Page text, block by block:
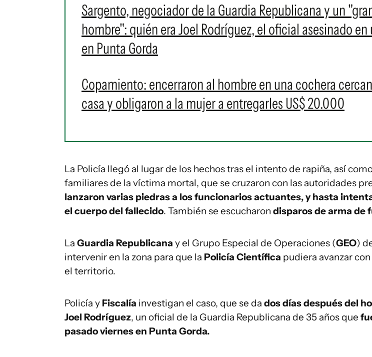
Sargento, negociador de la Guardia Republicana y un
hombre": quién era Joel Rodríguez, el oficial asesinado en
en Punta Gorda
Copamiento: encerraron al hombre en una cochera
casa y obligaron a la mujer a entregarles US$ 20.000
La Policía llegó al lugar de los hechos tras el intento de rapiña, así
familiares de la víctima mortal, que se cruzaron con las autoridades
lanzaron varias piedras a los funcionarios actuantes, y hasta
el cuerpo del fallecido. También se escucharon disparos de arma de
La Guardia Republicana y el Grupo Especial de Operaciones (GEO)
intervenir en la zona para que la Policía Científica pudiera avanzar
el territorio.
Policía y Fiscalía investigan el caso, que se da dos días después del
Joel Rodríguez, un oficial de la Guardia Republicana de 35 años que
pasado viernes en Punta Gorda.